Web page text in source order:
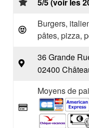
Burgers,
pâtes, pizza,
36 Grande
02400
Moyens de